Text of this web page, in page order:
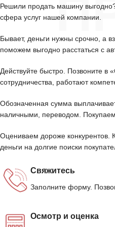
Решили продать машину
сфера услуг нашей компании.
Бывает, деньги нужны срочно, а
поможем выгодно расстаться с
Действуйте быстро. Позвоните в
сотрудничества, работают
Обозначенная сумма
наличными, переводом.
Оцениваем дороже конкурентов.
деньги на долгие поиски
Свяжитесь
Заполните форму.
Осмотр и оценка